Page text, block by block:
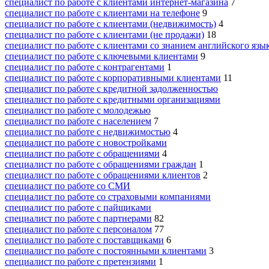
специалист по работе с клиентами на телефоне 9
специалист по работе с клиентами (недвижимость) 4
специалист по работе с клиентами (не продажи) 18
специалист по работе с клиентами со знанием английского
специалист по работе с ключевыми клиентами 9
специалист по работе с контрагентами 1
специалист по работе с корпоративными клиентами 11
специалист по работе с кредитной задолженностью
специалист по работе с кредитными организациями
специалист по работе с молодежью
специалист по работе с населением 7
специалист по работе с недвижимостью 4
специалист по работе с новостройками
специалист по работе с обращениями 4
специалист по работе с обращениями граждан 1
специалист по работе с обращениями клиентов 2
специалист по работе со СМИ
специалист по работе со страховыми компаниями
специалист по работе с пайщиками
специалист по работе с партнерами 82
специалист по работе с персоналом 77
специалист по работе с поставщиками 6
специалист по работе с постоянными клиентами 3
специалист по работе с претензиями 1